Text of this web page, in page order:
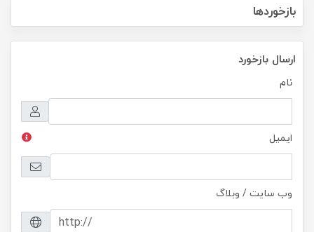
بازخوردها
ارسال بازخورد
نام
ایمیل
وب سایت / وبلاگ